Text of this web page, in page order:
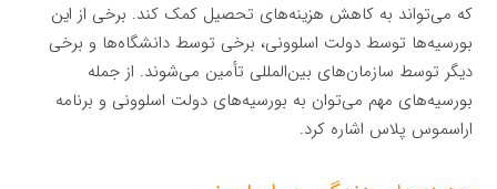
که می‌تواند به کاهش هزینه‌های تحصیل کمک کند. برخی از این
بورسیه‌ها توسط دولت اسلوونی، برخی توسط دانشگاه‌ها و برخی
دیگر توسط سازمان‌های بین‌المللی تأمین می‌شوند. از جمله
بورسیه‌های مهم می‌توان به بورسیه‌های دولت اسلوونی و برنامه
اراسموس پلاس اشاره کرد.